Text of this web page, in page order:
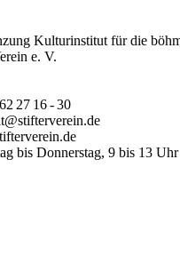
e. V.
27 16 - 30
bis Donnerstag, 9 bis 13 Uhr